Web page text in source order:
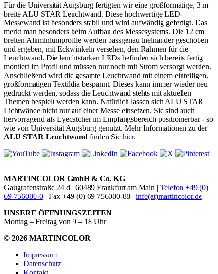
Für die Universität Augsburg fertigten wir eine großformatige, 3 m
breite ALU STAR Leuchtwand. Diese hochwertige LED-
Messewand ist besonders stabil und wird aufwändig gefertigt. Das
merkt man besonders beim Aufbau des Messesystems. Die 12 cm
breiten Aluminiumprofile werden passgenau ineinander geschoben
und ergeben, mit Eckwinkeln versehen, den Rahmen für die
Leuchtwand. Die leuchtstarken LEDs befinden sich bereits fertig
montiert im Profil und müssen nur noch mit Strom versorgt werden.
Anschließend wird die gesamte Leuchtwand mit einem einteiligen,
großformatigen Textildia bespannt. Dieses kann immer wieder neu
gedruckt werden, sodass die Leuchtwand stehts mit aktuellen
Themen bespielt werden kann. Natürlich lassen sich ALU STAR
Lichtwände nicht nur auf einer Messe einsetzen. Sie sind auch
hervorragend als Eyecatcher im Empfangsbereich positionierbar - so
wie von Universität Augsburg genutzt. Mehr Informationen zu der
ALU STAR Leuchtwand finden Sie hier.
MARTINCOLOR GmbH & Co. KG
Gaugrafenstraße 24 d | 60489 Frankfurt am Main | Telefon +49 (0)
69 756080-0 | Fax +49 (0) 69 756080-88 | info(at)martincolor.de
UNSERE ÖFFNUNGSZEITEN
Montag – Freitag von 9 – 18 Uhr
© 2026 MARTINCOLOR
Impressum
Datenschutz
Kontakt